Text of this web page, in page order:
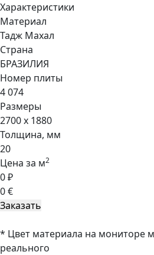
Характеристики
Материал
Тадж Махал
Страна
БРАЗИЛИЯ
Номер плиты
4 074
Размеры
2700 x 1880
Толщина, мм
20
Цена за м2
0 ₽
0 €
* Цвет материала на мониторе
реального